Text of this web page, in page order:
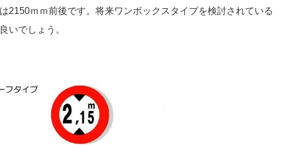
2150ｍｍ前後です。将来ワンボックスタイプを検討されている
いでしょう。